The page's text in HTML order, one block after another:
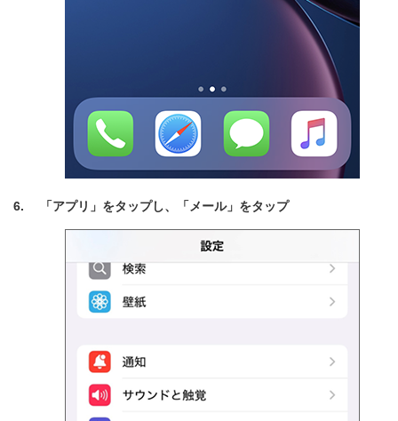
「アプリ」をタップし、「メール」をタップ